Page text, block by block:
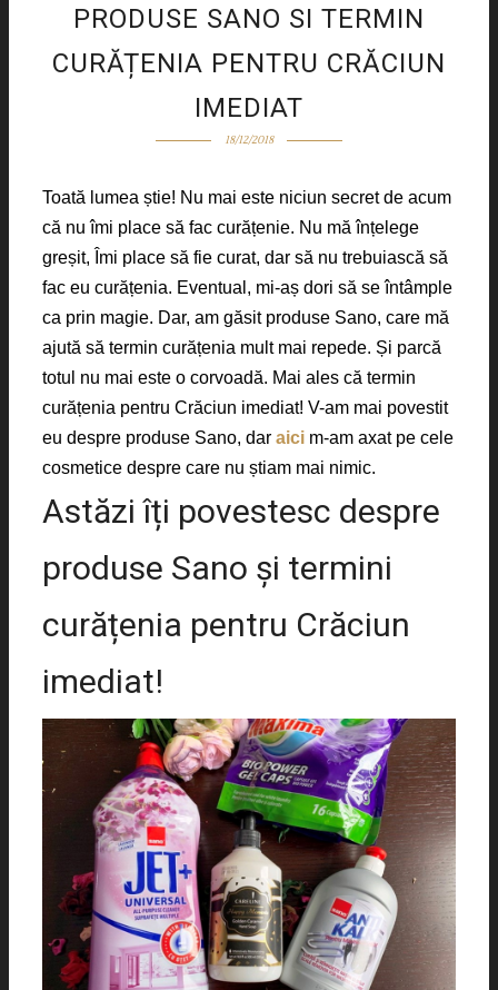
PRODUSE SANO SI TERMIN
CURĂȚENIA PENTRU CRĂCIUN
IMEDIAT
18/12/2018
Toată lumea știe! Nu mai este niciun secret de acum
că nu îmi place să fac curățenie. Nu mă înțelege
greșit, Îmi place să fie curat, dar să nu trebuiască să
fac eu curățenia. Eventual, mi-aș dori să se întâmple
ca prin magie. Dar, am găsit produse Sano, care mă
ajută să termin curățenia mult mai repede. Și parcă
totul nu mai este o corvoadă. Mai ales că termin
curățenia pentru Crăciun imediat! V-am mai povestit
eu despre produse Sano, dar aici m-am axat pe cele
cosmetice despre care nu știam mai nimic.
Astăzi îți povestesc despre
produse Sano și termini
curățenia pentru Crăciun
imediat!